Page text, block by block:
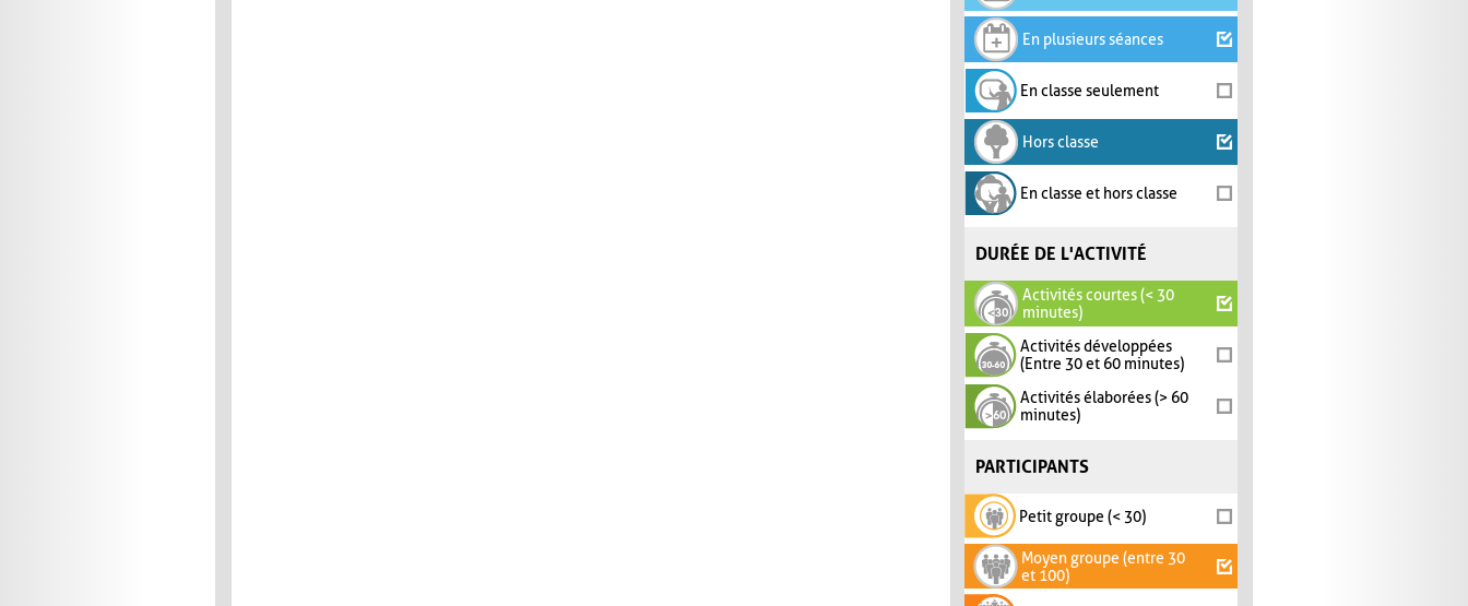
En plusieurs séances
En classe seulement
Hors classe
En classe et hors classe
DURÉE DE L'ACTIVITÉ
Activités courtes (< 30
minutes)
Activités développées
(Entre 30 et 60 minutes)
Activités élaborées (> 60
minutes)
PARTICIPANTS
Petit groupe (< 30)
Moyen groupe (entre 30
et 100)